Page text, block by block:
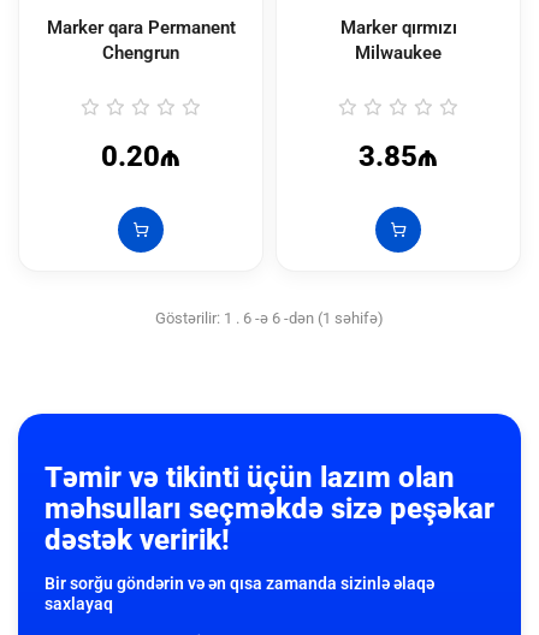
Marker qara Permanent
Chengrun
0.20₼
Marker qırmızı
Milwaukee
3.85₼
Göstərilir: 1 . 6 -ə 6 -dən (1 səhifə)
Təmir və tikinti üçün lazım olan
məhsulları seçməkdə sizə peşəkar
dəstək veririk!
Bir sorğu göndərin və ən qısa zamanda sizinlə əlaqə
saxlayaq